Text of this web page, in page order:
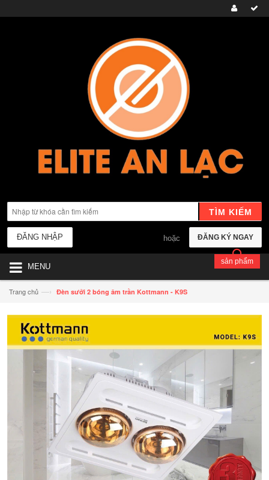
TÌM KIẾM
ĐĂNG KÝ NGAY
hoặc
ĐĂNG NHẬP
MENU
sản phẩm
Trang chủ —› Đèn sưởi 2 bóng âm trần Kottmann - K9S